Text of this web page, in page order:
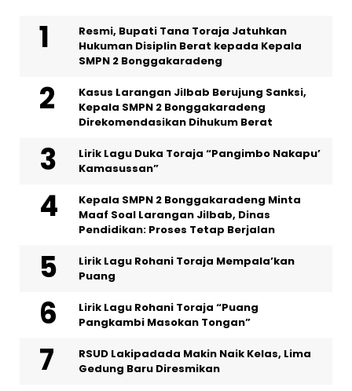
Resmi, Bupati Tana Toraja Jatuhkan
Hukuman Disiplin Berat kepada Kepala
SMPN 2 Bonggakaradeng
Kasus Larangan Jilbab Berujung Sanksi,
Kepala SMPN 2 Bonggakaradeng
Direkomendasikan Dihukum Berat
Lirik Lagu Duka Toraja “Pangimbo Nakapu’
Kamasussan”
Kepala SMPN 2 Bonggakaradeng Minta
Maaf Soal Larangan Jilbab, Dinas
Pendidikan: Proses Tetap Berjalan
Lirik Lagu Rohani Toraja Mempala’kan
Puang
Lirik Lagu Rohani Toraja “Puang
Pangkambi Masokan Tongan”
RSUD Lakipadada Makin Naik Kelas, Lima
Gedung Baru Diresmikan